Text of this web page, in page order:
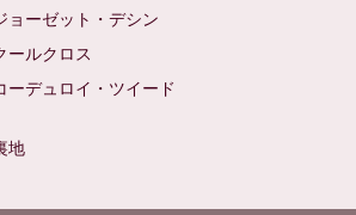
ョーゼット・デシン
ールクロス
ーデュロイ・ツイード
地